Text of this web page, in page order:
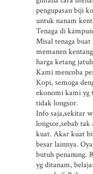
pengupasan biji
untuk nanam
Tenaga di
Misal tenaga
memanen
harga ketang
Kami mencoba
Kopi, semoga
ekonomi kami yg
tidak longsor.
Info saja,sekitar
longsor,sebab tak
kuat. Akar kuat
besar lainnya.
butuh penanung.
yg ditanam,